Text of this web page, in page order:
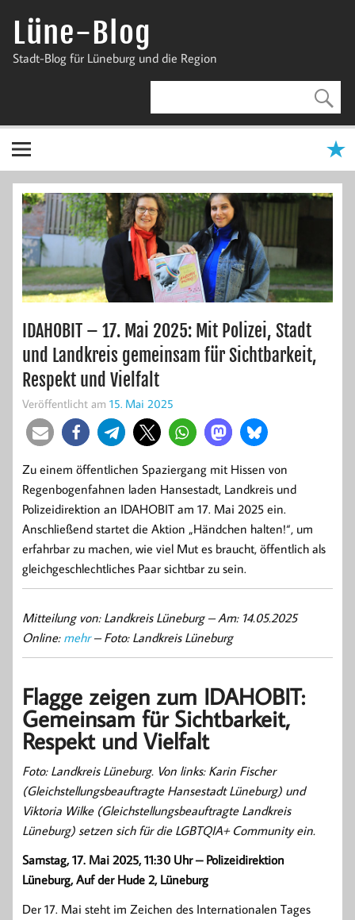
InhaltLüne-Blog
Stadt-Blog für Lüneburg und die Region
IDAHOBIT – 17. Mai 2025: Mit Polizei, Stadt
und Landkreis gemeinsam für Sichtbarkeit,
Respekt und Vielfalt
Veröffentlicht am 15. Mai 2025
Zu einem öffentlichen Spaziergang mit Hissen von
Regenbogenfahnen laden Hansestadt, Landkreis und
Polizeidirektion an IDAHOBIT am 17. Mai 2025 ein.
Anschließend startet die Aktion „Händchen halten!“, um
erfahrbar zu machen, wie viel Mut es braucht, öffentlich als
gleichgeschlechtliches Paar sichtbar zu sein.
Mitteilung von: Landkreis Lüneburg –Am: 14.05.2025
Online: mehr– Foto: Landkreis Lüneburg
Flagge zeigen zum IDAHOBIT:
Gemeinsam für Sichtbarkeit,
Respekt und Vielfalt
Foto: Landkreis Lüneburg. Von links: Karin Fischer
(Gleichstellungsbeauftragte Hansestadt Lüneburg) und
Viktoria Wilke (Gleichstellungsbeauftragte Landkreis
Lüneburg) setzen sich für die LGBTQIA+ Community ein.
Samstag, 17. Mai 2025, 11:30 Uhr – Polizeidirektion
Lüneburg, Auf der Hude 2, Lüneburg
Der 17. Mai steht im Zeichen des Internationalen Tages